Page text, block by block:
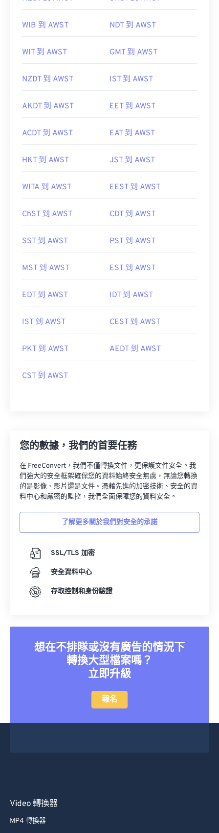
WIB 到 AWST NDT 到 AWST
WIT 到 AWST GMT 到 AWST
NZDT 到 AWST IST 到 AWST
AKDT 到 AWST EET 到 AWST
ACDT 到 AWST EAT 到 AWST
HKT 到 AWST JST 到 AWST
WITA 到 AWST EEST 到 AWST
ChST 到 AWST CDT 到 AWST
SST 到 AWST PST 到 AWST
MST 到 AWST EST 到 AWST
EDT 到 AWST IDT 到 AWST
IST 到 AWST CEST 到 AWST
PKT 到 AWST AEDT 到 AWST
CST 到 AWST
您的數據，我們的首要任務
在 FreeConvert，我們不僅轉換文件，更保護文件安全。我
們強大的安全框架確保您的資料始終安全無虞，無論您轉換
的是影像、影片還是文件。憑藉先進的加密技術、安全的資
料中心和嚴密的監控，我們全面保障您的資料安全。
了解更多關於我們對安全的承諾
SSL/TLS 加密
安全資料中心
存取控制和身份驗證
想在不排隊或沒有廣告的情況下
轉換大型檔案嗎？
立即升級
報名
Video 轉換器
MP4 轉換器